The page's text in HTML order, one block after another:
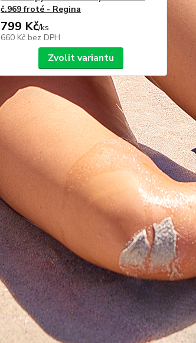
č.969 froté - Regina
799 Kč/ks
660 Kč bez DPH
Zvolit variantu